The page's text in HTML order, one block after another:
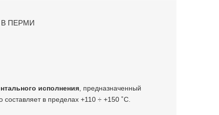
ПЕРМИ
исполнения предназначенный
в пределах +110 ÷ +150 ˚С.